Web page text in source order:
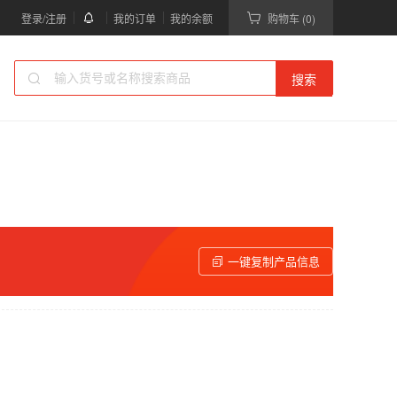
登录/注册 我的订单 我的余额 购物车 (0)
搜索
一键复制产品信息